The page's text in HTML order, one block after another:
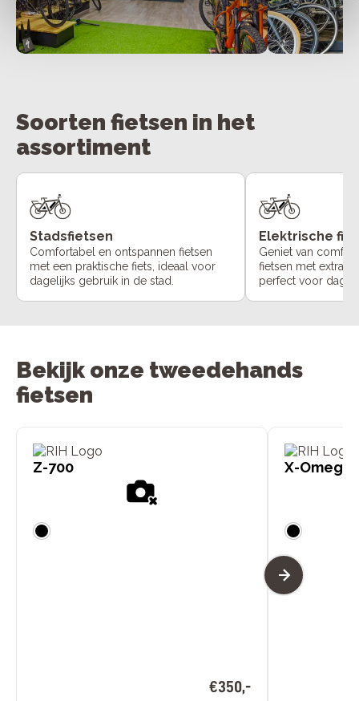
Soorten fietsen in het
assortiment
Stadsfietsen
Comfortabel en ontspannen fietsen
met een praktische fiets, ideaal voor
dagelijks gebruik in de stad.
Elektrische
Geniet van
fietsen met extra
perfect voor
Bekijk onze tweedehands
fietsen
Z-700
€350,-
X-Omega